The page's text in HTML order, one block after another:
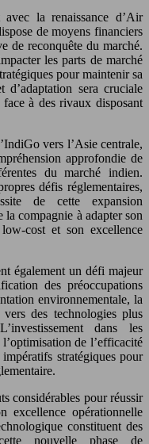
avec la renaissance d’Air
de moyens financiers
de reconquête du marché.
les parts de marché
pour maintenir sa
d’adaptation sera cruciale
à des rivaux disposant
vers l’Asie centrale,
approfondie de
du marché indien.
défis réglementaires,
de cette expansion
la compagnie à adapter son
cost et son excellence
également un défi majeur
des préoccupations
environnementale, la
des technologies plus
dans les
de l’efficacité
stratégiques pour
considérables pour réussir
excellence opérationnelle
constituent des
nouvelle phase de